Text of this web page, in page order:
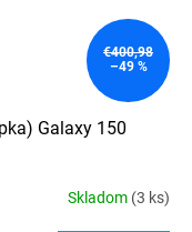
€400,98
–49 %
Galaxy 150
Skladom (3 ks)